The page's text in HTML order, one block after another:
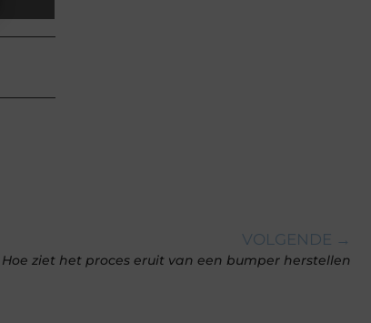
VOLGENDE →
Hoe ziet het proces eruit van een bumper herstellen